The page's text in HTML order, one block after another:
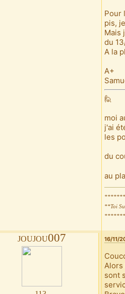
Pour
pis,
Mais
du
A la
A+
🙋
moi
j'ai
les
du
au
**Toi
joujou007 16/11/
Alors
sont